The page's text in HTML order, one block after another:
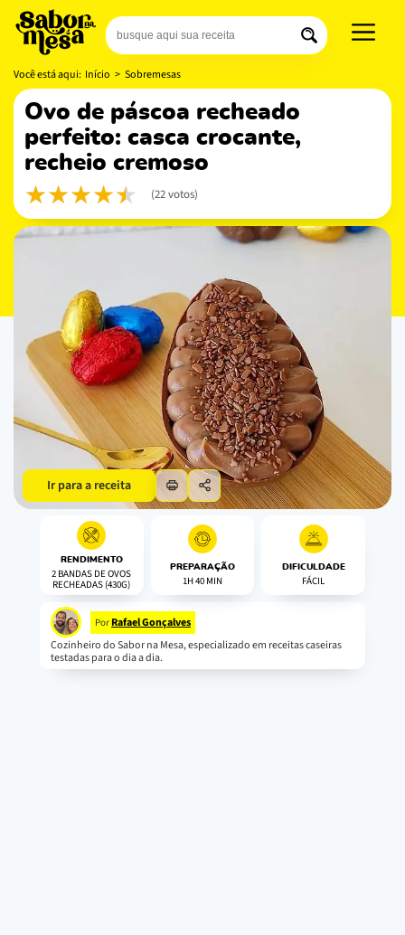
Você está aqui: Início > Sobremesas
ovo de páscoa recheado
perfeito: casca crocante,
recheio cremoso
(22 votos)
Ir para a receita
RENDIMENTO
2 BANDAS DE OVOS
RECHEADAS (430G)
PREPARAÇÃO
1H 40 MIN
DIFICULDADE
FÁCIL
Por Rafael Gonçalves
Cozinheiro do Sabor na Mesa, especializado em receitas caseiras
testadas para o dia a dia.